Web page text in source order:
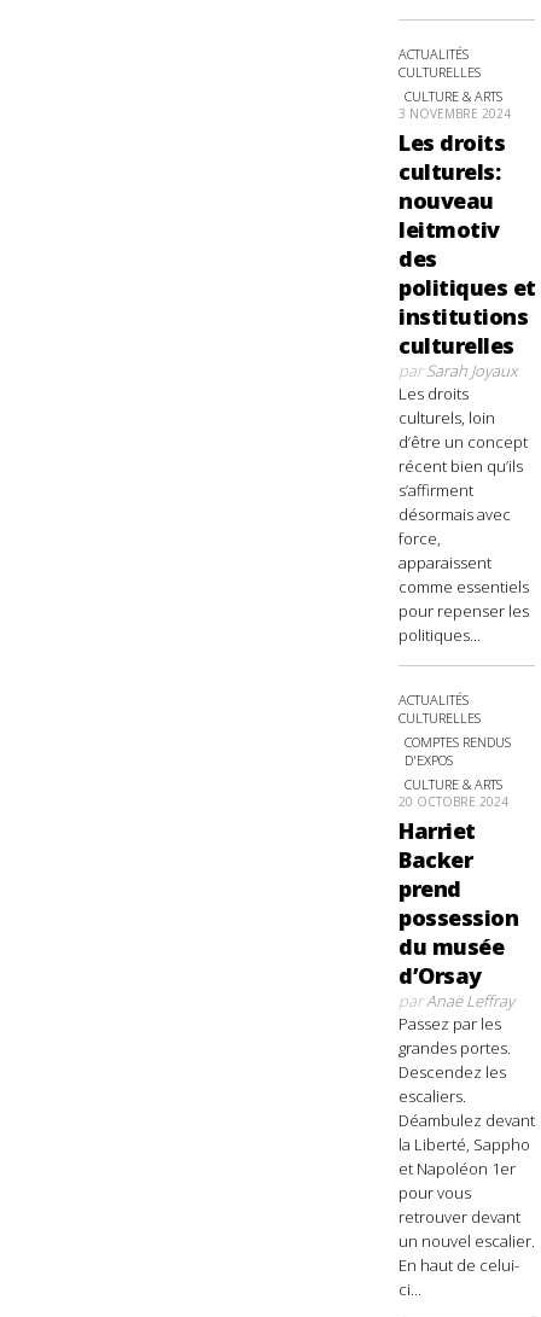
ACTUALITÉS
CULTURELLES
CULTURE & ARTS
3 NOVEMBRE 2024
Les droits
culturels:
nouveau
leitmotiv
des
politiques et
institutions
culturelles
parSarah Joyaux
Les droits
culturels, loin
d’être un concept
récent bien qu’ils
s’affirment
désormais avec
force,
apparaissent
comme essentiels
pour repenser les
politiques...
ACTUALITÉS
CULTURELLES
COMPTES RENDUS
D'EXPOS
CULTURE & ARTS
20 OCTOBRE 2024
Harriet
Backer
prend
possession
du musée
d’Orsay
parAnaë Leffray
Passez par les
grandes portes.
Descendez les
escaliers.
Déambulez devant
la Liberté, Sappho
et Napoléon 1er
pour vous
retrouver devant
un nouvel escalier.
En haut de celui-
ci...